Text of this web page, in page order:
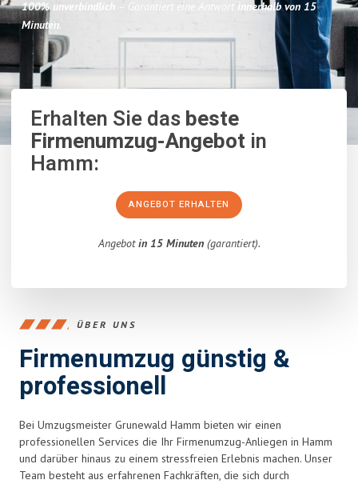
100% unverbindlich – Garantiert eine Antwort innerhalb von 15
Minuten.
Erhalten Sie dasbeste
Firmenumzug-Angebot in
Hamm:
ANGEBOT ERHALTEN
Angebotin 15 Minuten(garantiert).
ÜBER UNS
Firmenumzug günstig &
professionell
Bei Umzugsmeister Grunewald Hamm bieten wir einen
professionellen Services die Ihr Firmenumzug-Anliegen in Hamm
und darüber hinaus zu einem stressfreien Erlebnis machen. Unser
Team besteht aus erfahrenen Fachkräften, die sich durch